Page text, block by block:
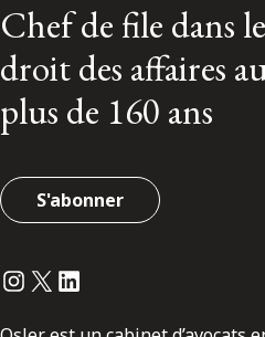
Chef de file dans
droit des affaires
plus de 160 ans
S'abonner
Instagram
Twitter
LinkedIn